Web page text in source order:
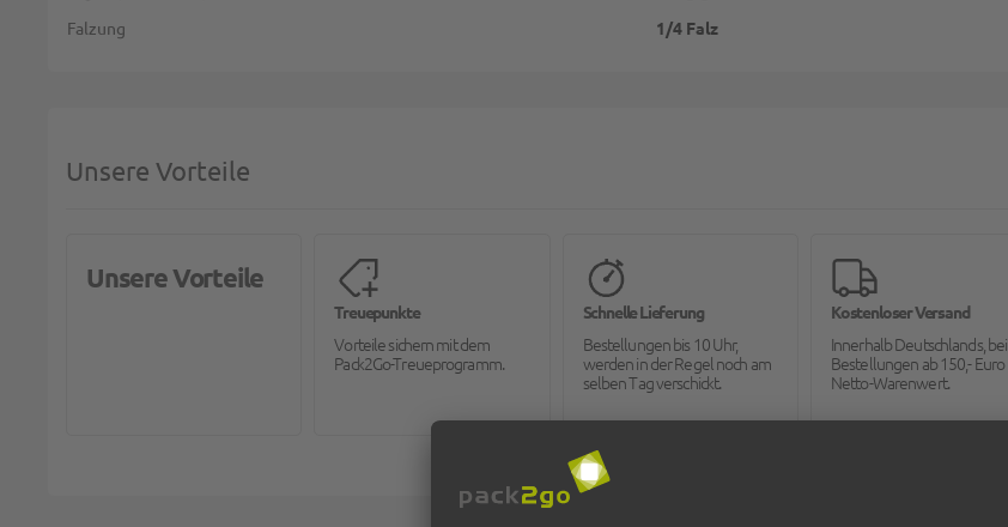
Falzung
1/4 Falz
Unsere Vorteile
Unsere Vorteile
Treuepunkte
Vorteile sichern mit dem
Pack2Go-Treueprogramm.
Schnelle Lieferung
Bestellungen bis 10 Uhr,
werden in der Regel noch am
selben Tag verschickt.
Kostenloser Versand
Innerhalb Deutschlands, bei
Bestellungen ab 150,- Euro
Netto-Warenwert.